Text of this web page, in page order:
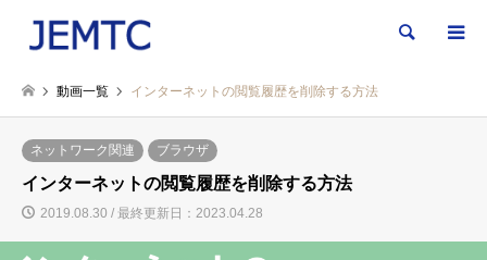
検索
動画一覧 インターネットの閲覧履歴を削除する方法
ネットワーク関連 ブラウザ
インターネットの閲覧履歴を削除する方法
2019.08.30 / 最終更新日：2023.04.28